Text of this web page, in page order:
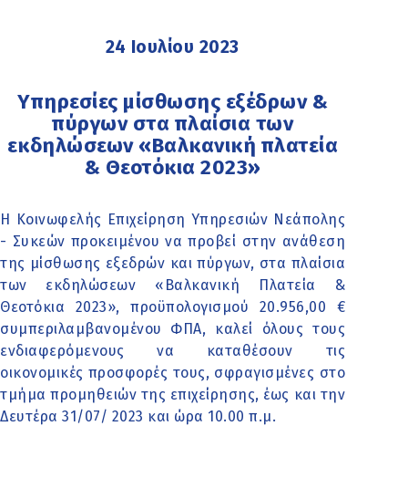
24 Ιουλίου 2023
Υπηρεσίες μίσθωσης εξέδρων &
πύργων στα πλαίσια των
εκδηλώσεων «Βαλκανική πλατεία
& Θεοτόκια 2023»
Η Κοινωφελής Επιχείρηση Υπηρεσιών Νεάπολης
- Συκεών προκειμένου να προβεί στην ανάθεση
της μίσθωσης εξεδρών και πύργων, στα πλαίσια
των εκδηλώσεων «Βαλκανική Πλατεία &
Θεοτόκια 2023», προϋπολογισμού 20.956,00 €
συμπεριλαμβανομένου ΦΠΑ, καλεί όλους τους
ενδιαφερόμενους να καταθέσουν τις
οικονομικές προσφορές τους, σφραγισμένες στο
τμήμα προμηθειών της επιχείρησης, έως και την
Δευτέρα 31/07/ 2023 και ώρα 10.00 π.μ.